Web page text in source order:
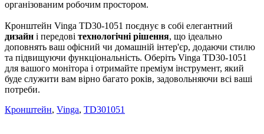
організованим робочим простором.
Кронштейн Vinga TD30-1051 поєднує в собі елегантний
дизайн і передові технологічні рішення, що ідеально
доповнять ваш офісний чи домашній інтер'єр, додаючи стилю
та підвищуючи функціональність. Оберіть Vinga TD30-1051
для вашого монітора і отримайте преміум інструмент, який
буде служити вам вірно багато років, задовольняючи всі ваші
потреби.
Кронштейн, Vinga, TD301051